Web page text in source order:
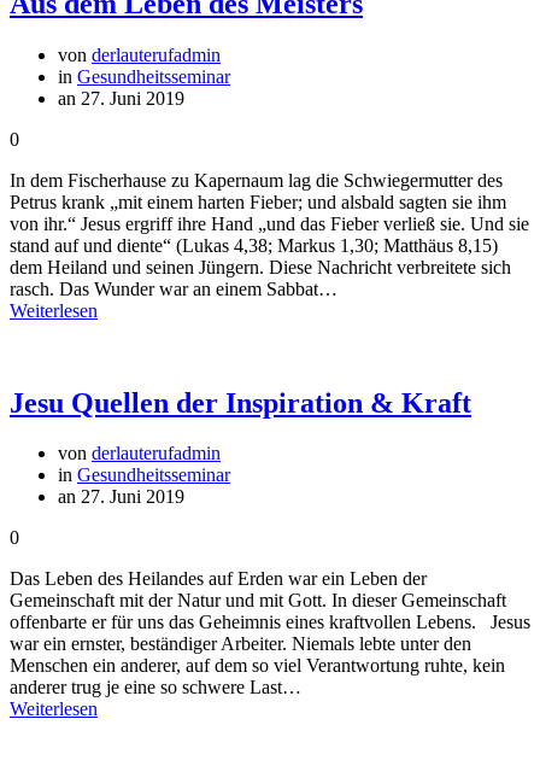
von derlauterufadmin
in Gesundheitsseminar
an 27. Juni 2019
0
In dem Fischerhause zu Kapernaum lag die Schwiegermutter des
Petrus krank „mit einem harten Fieber; und alsbald sagten sie ihm
von ihr.“ Jesus ergriff ihre Hand „und das Fieber verließ sie. Und sie
stand auf und diente“ (Lukas 4,38; Markus 1,30; Matthäus 8,15)
dem Heiland und seinen Jüngern. Diese Nachricht verbreitete sich
rasch. Das Wunder war an einem Sabbat…
Weiterlesen
Jesu Quellen der Inspiration & Kraft
von derlauterufadmin
in Gesundheitsseminar
an 27. Juni 2019
0
Das Leben des Heilandes auf Erden war ein Leben der
Gemeinschaft mit der Natur und mit Gott. In dieser Gemeinschaft
offenbarte er für uns das Geheimnis eines kraftvollen Lebens. Jesus
war ein ernster, beständiger Arbeiter. Niemals lebte unter den
Menschen ein anderer, auf dem so viel Verantwortung ruhte, kein
anderer trug je eine so schwere Last…
Weiterlesen